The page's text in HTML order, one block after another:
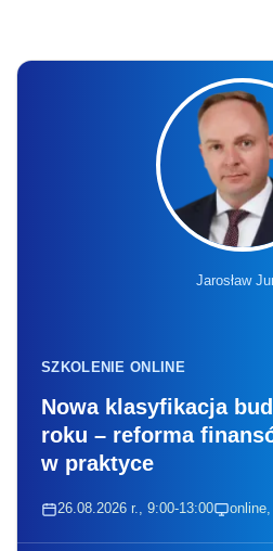
Jarosław
SZKOLENIE ONLINE
Nowa klasyfikacja
roku – reforma
w praktyce
26.08.2026 r., 9:00-13:00